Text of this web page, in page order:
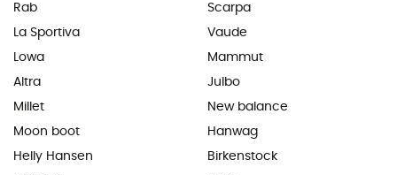
Rab
La Sportiva
Lowa
Altra
Millet
Moon boot
Helly Hansen
Scarpa
Vaude
Mammut
Julbo
New balance
Hanwag
Birkenstock